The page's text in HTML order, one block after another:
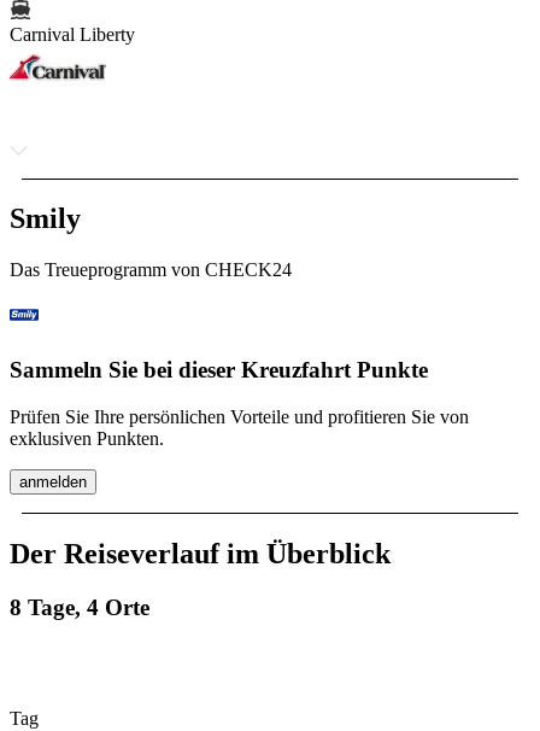
Carnival Liberty
Smily
Das Treueprogramm von CHECK24
Sammeln Sie bei dieser Kreuzfahrt Punkte
Prüfen Sie Ihre persönlichen Vorteile und profitieren Sie von
exklusiven Punkten.
anmelden
Der Reiseverlauf im Überblick
8 Tage, 4 Orte
Tag